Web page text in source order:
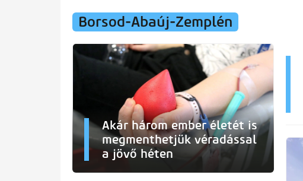
Borsod-Abaúj-Zemplén
Akár három ember életét is
megmenthetjük véradással
a jövő héten